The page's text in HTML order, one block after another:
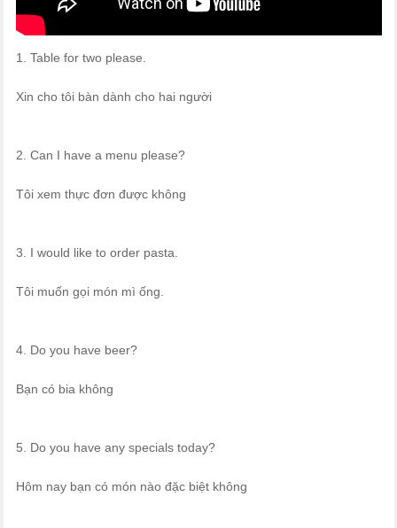
1. Table for two please.
Xin cho tôi bàn dành cho hai người
2. Can I have a menu please?
Tôi xem thực đơn được không
3. I would like to order pasta.
Tôi muốn gọi món mì ống.
4. Do you have beer?
Bạn có bia không
5. Do you have any specials today?
Hôm nay bạn có món nào đặc biệt không